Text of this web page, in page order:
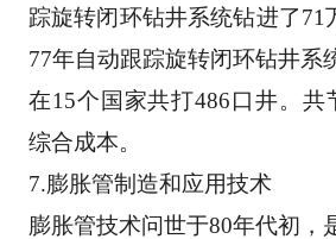
踪旋转闭环钻井系统钻进了71
77年自动跟踪旋转闭环钻井系
在15个国家共打486口井。共
综合成本。
7.膨胀管制造和应用技术
膨胀管技术问世于80年代初，